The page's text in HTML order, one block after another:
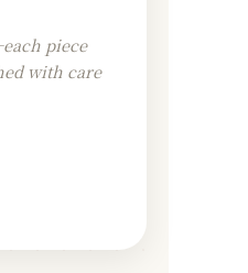
piece
with care